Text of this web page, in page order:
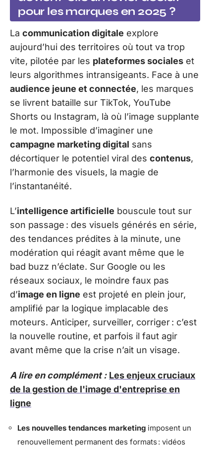
pour les marques en 2025 ?
La communication digitale explore
aujourd’hui des territoires où tout va trop
vite, pilotée par les plateformes sociales et
leurs algorithmes intransigeants. Face à une
audience jeune et connectée, les marques
se livrent bataille sur TikTok, YouTube
Shorts ou Instagram, là où l’image supplante
le mot. Impossible d’imaginer une
campagne marketing digital sans
décortiquer le potentiel viral des contenus,
l’harmonie des visuels, la magie de
l’instantanéité.
L’intelligence artificielle bouscule tout sur
son passage : des visuels générés en série,
des tendances prédites à la minute, une
modération qui réagit avant même que le
bad buzz n’éclate. Sur Google ou les
réseaux sociaux, le moindre faux pas
d’image en ligne est projeté en plein jour,
amplifié par la logique implacable des
moteurs. Anticiper, surveiller, corriger : c’est
la nouvelle routine, et parfois il faut agir
avant même que la crise n’ait un visage.
A lire en complément : Les enjeux cruciaux
de la gestion de l'image d'entreprise en
ligne
Les nouvelles tendances marketing imposent un
renouvellement permanent des formats : vidéos